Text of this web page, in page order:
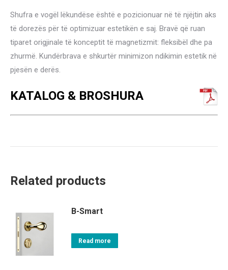
Shufra e vogël lëkundëse është e pozicionuar në të njëjtin aks
të dorezës për të optimizuar estetikën e saj. Bravë që ruan
tiparet origjinale të konceptit të magnetizmit: fleksibël dhe pa
zhurmë. Kundërbrava e shkurtër minimizon ndikimin estetik në
pjesën e derës.
KATALOG & BROSHURA
Related products
B-Smart
Read more